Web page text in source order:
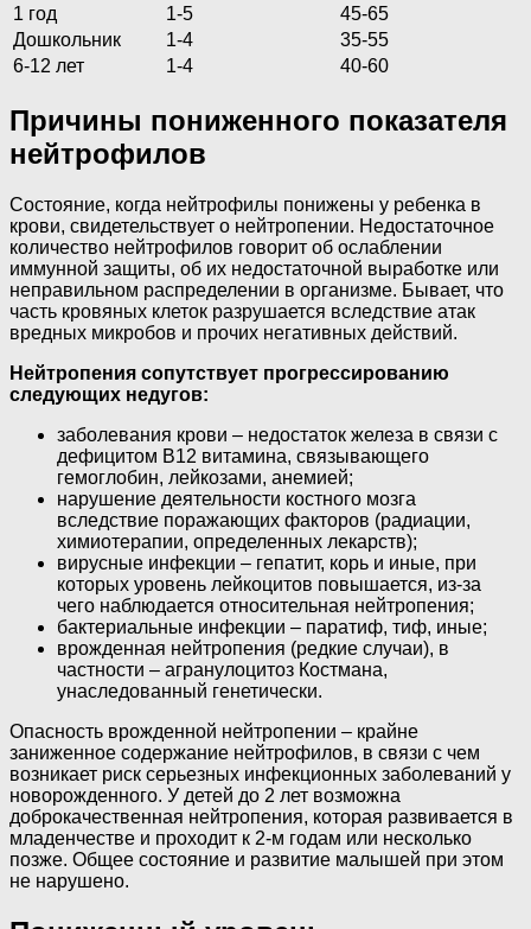
1 год
1-5
45-65
Дошкольник
1-4
35-55
6-12 лет
1-4 40-60
Причины пониженного показателя
нейтрофилов
Состояние, когда нейтрофилы понижены у ребенка в
крови, свидетельствует о нейтропении. Недостаточное
количество нейтрофилов говорит об ослаблении
иммунной защиты, об их недостаточной выработке или
неправильном распределении в организме. Бывает, что
часть кровяных клеток разрушается вследствие атак
вредных микробов и прочих негативных действий.
Нейтропения сопутствует прогрессированию
следующих недугов:
заболевания крови – недостаток железа в связи с
дефицитом В12 витамина, связывающего
гемоглобин, лейкозами, анемией;
нарушение деятельности костного мозга
вследствие поражающих факторов (радиации,
химиотерапии, определенных лекарств);
вирусные инфекции – гепатит, корь и иные, при
которых уровень лейкоцитов повышается, из-за
чего наблюдается относительная нейтропения;
бактериальные инфекции – паратиф, тиф, иные;
врожденная нейтропения (редкие случаи), в
частности – агранулоцитоз Костмана,
унаследованный генетически.
Опасность врожденной нейтропении – крайне
заниженное содержание нейтрофилов, в связи с чем
возникает риск серьезных инфекционных заболеваний у
новорожденного. У детей до 2 лет возможна
доброкачественная нейтропения, которая развивается в
младенчестве и проходит к 2-м годам или несколько
позже. Общее состояние и развитие малышей при этом
не нарушено.